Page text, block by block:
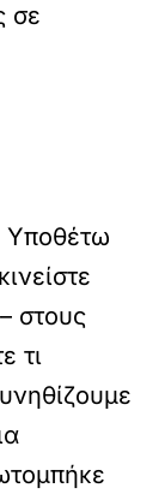
σε
Υποθέτω
στους
τι